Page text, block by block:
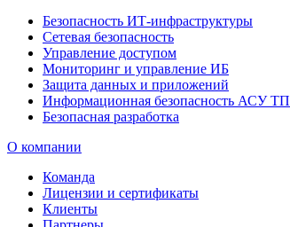
Безопасность ИТ-инфраструктуры
Сетевая безопасность
Управление доступом
Мониторинг и управление ИБ
Защита данных и приложений
Информационная безопасность АСУ ТП
Безопасная разработка
О компании
Команда
Лицензии и сертификаты
Клиенты